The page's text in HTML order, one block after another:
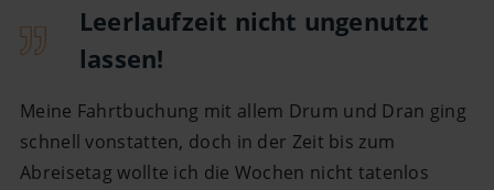
Leerlaufzeit nicht ungenutzt
lassen!
Meine Fahrtbuchung mit allem Drum und Dran ging
schnell vonstatten, doch in der Zeit bis zum
Abreisetag wollte ich die Wochen nicht tatenlos